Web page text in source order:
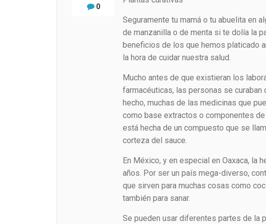
0
Seguramente tu mamá o tu abuelita en
de manzanilla o de menta si te dolía la
beneficios de los que hemos platicado
la hora de cuidar nuestra salud.
Mucho antes de que existieran los
farmacéuticas, las personas se curaban
hecho, muchas de las medicinas que
como base extractos o componentes
está hecha de un compuesto que se
corteza del sauce.
En México, y en especial en Oaxaca, la
años. Por ser un país mega-diverso,
que sirven para muchas cosas como
también para sanar.
Se pueden usar diferentes partes de la